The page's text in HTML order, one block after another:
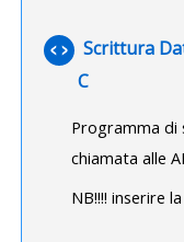
Scrittura
C
File
Programma di
chiamata alle
NB!!!! inserire